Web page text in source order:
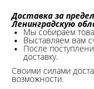
Доставка за
Ленинградскую
Мы собираем
Выставляем вам
После
доставку.
Своими силами
возможности.​